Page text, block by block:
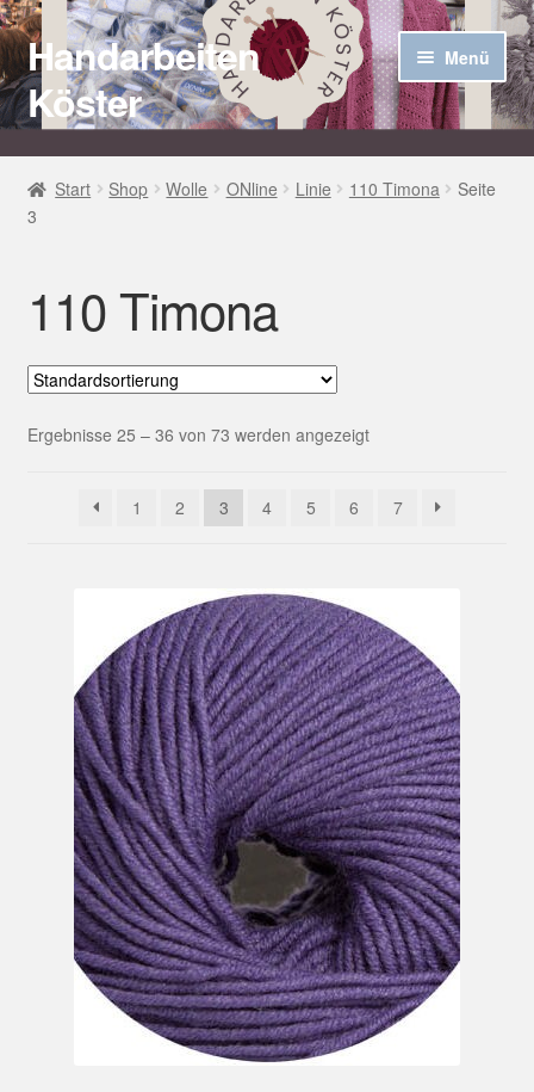
Zur
Navigation
springen
Zum
Inhalt
springen
Handarbeiten
Köster
Menü
Startseite
Über uns
Start Shop Wolle ONline Linie 110 Timona
Seite
3
110 Timona
Ergebnisse 25 – 36 von 73 werden angezeigt
1 2 3 4 5 6 7